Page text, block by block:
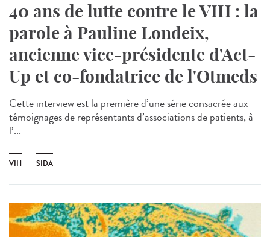
40 ans de lutte contre le VIH : la
parole à Pauline Londeix,
ancienne vice-présidente d'Act-
Up et co-fondatrice de l'Otmeds
Cette interview est la première d’une série consacrée aux
témoignages de représentants d’associations de patients, à
l’...
VIH SIDA